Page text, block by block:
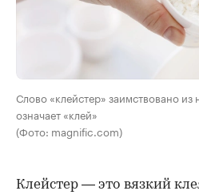
Слово «клейстер» заимствовано
означает «клей»
(Фото: magnific.com)
Клейстер — это вязкий